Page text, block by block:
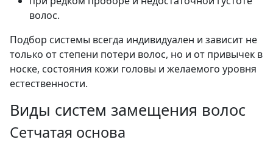
волос.
Подбор системы всегда индивидуален и зависит не
только от степени потери волос, но и от привычек в
носке, состояния кожи головы и желаемого уровня
естественности.
Виды систем замещения волос
Сетчатая основа